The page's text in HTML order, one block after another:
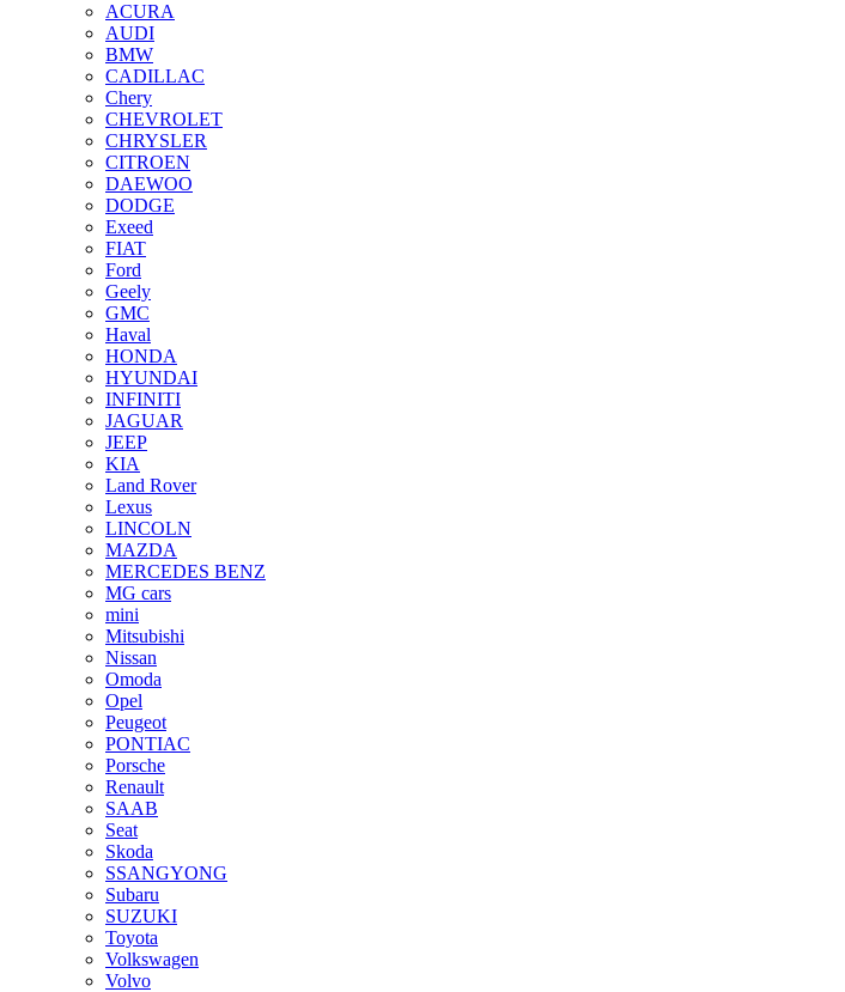
ACURA
AUDI
BMW
CADILLAC
Chery
CHEVROLET
CHRYSLER
CITROEN
DAEWOO
DODGE
Exeed
FIAT
Ford
Geely
GMC
Haval
HONDA
HYUNDAI
INFINITI
JAGUAR
JEEP
KIA
Land Rover
Lexus
LINCOLN
MAZDA
MERCEDES BENZ
MG cars
mini
Mitsubishi
Nissan
Omoda
Opel
Peugeot
PONTIAC
Porsche
Renault
SAAB
Seat
Skoda
SSANGYONG
Subaru
SUZUKI
Toyota
Volkswagen
Volvo